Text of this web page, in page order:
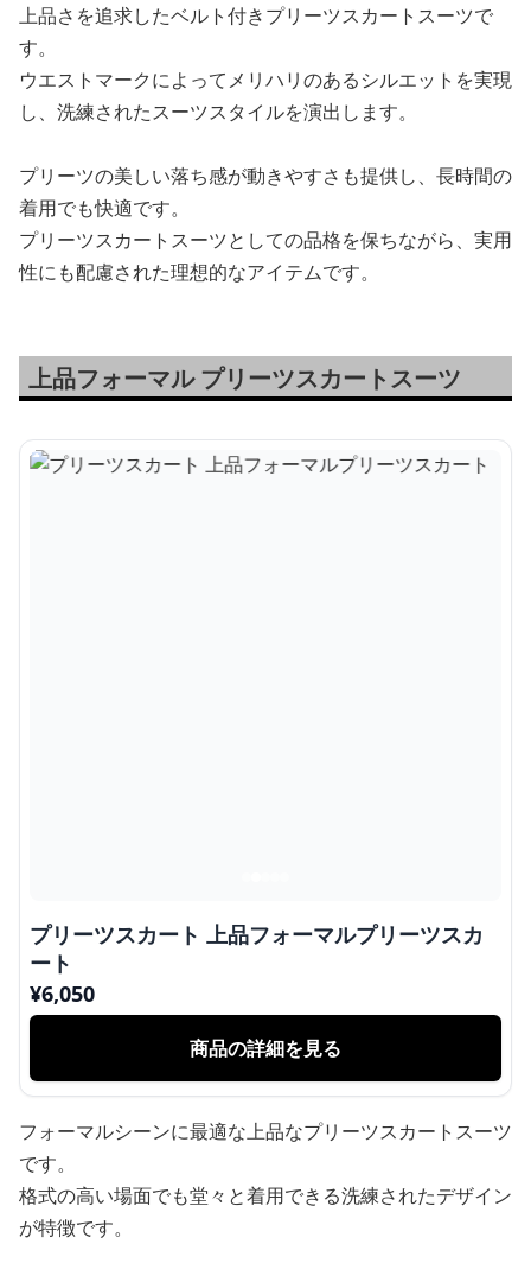
上品さを追求したベルト付きプリーツスカートスーツで
す。
ウエストマークによってメリハリのあるシルエットを実現
し、洗練されたスーツスタイルを演出します。
プリーツの美しい落ち感が動きやすさも提供し、長時間の
着用でも快適です。
プリーツスカートスーツとしての品格を保ちながら、実用
性にも配慮された理想的なアイテムです。
上品フォーマル プリーツスカートスーツ
プリーツスカート 上品フォーマルプリーツスカ
ート
¥6,050
商品の詳細を見る
フォーマルシーンに最適な上品なプリーツスカートスーツ
です。
格式の高い場面でも堂々と着用できる洗練されたデザイン
が特徴です。